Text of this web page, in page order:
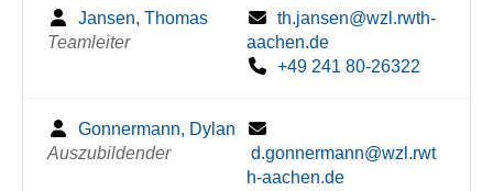
Jansen, Thomas
Teamleiter
th.jansen@wzl.rwth-
aachen.de
+49 241 80-26322
Gonnermann, Dylan
Auszubildender
d.gonnermann@wzl.rwt
h-aachen.de